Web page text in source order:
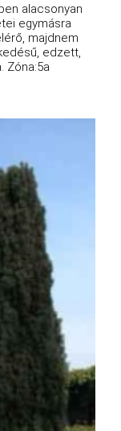
alacsonyan
egymásra
majdnem
edzett,
Zóna:5a